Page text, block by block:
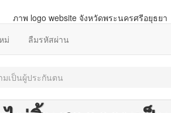
ม่ ลืมรหัสผ่าน
เป็นผู้ประกันตน